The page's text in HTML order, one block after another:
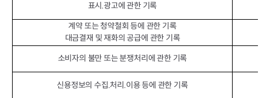
표시.광고에 관한 기록
계약 또는 청약철회 등에 관한 기록
대금결재 및 재화의 공급에 관한 기록
소비자의 불만 또는 분쟁처리에 관한 기록
신용정보의 수집.처리.이용 등에 관한 기록